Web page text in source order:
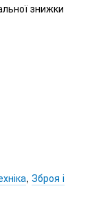
знижки
, Зброя і